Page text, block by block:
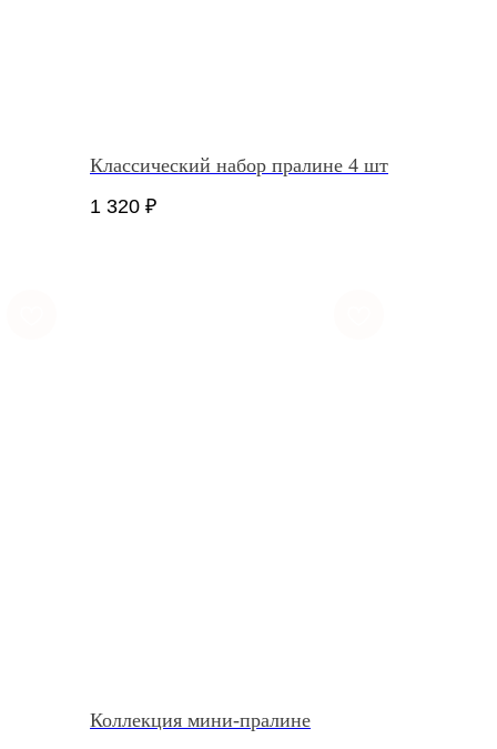
Классический набор пралине 4 шт
1 320 ₽
Коллекция мини-пралине